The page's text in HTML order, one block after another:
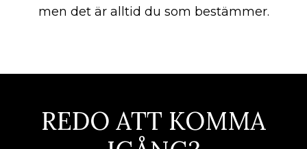
men det är alltid du som bestämmer.
REDO ATT KOMMA